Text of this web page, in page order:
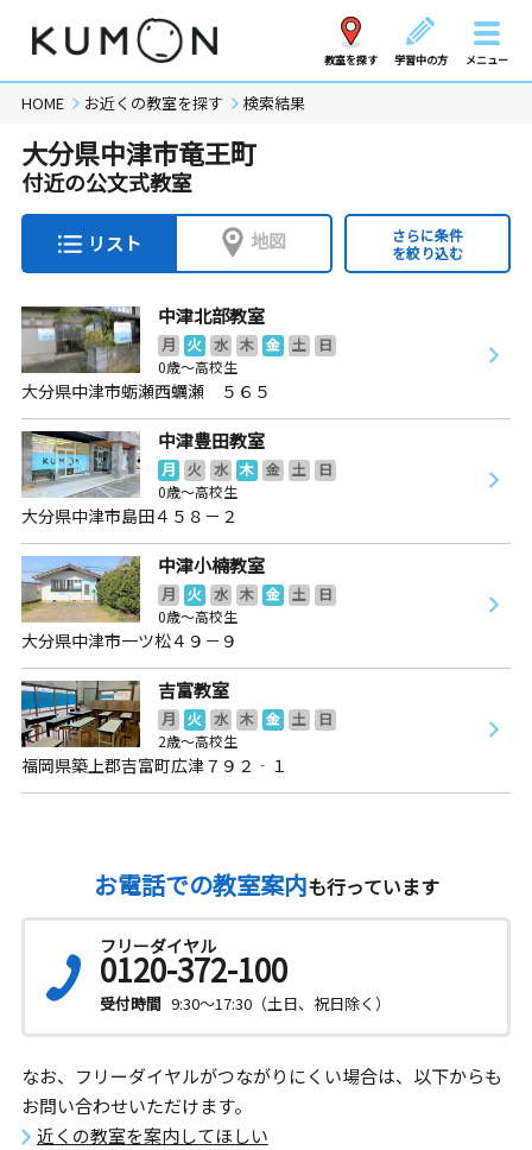
教室を探す 学習中の方 メニュー
HOME お近くの教室を探す 検索結果
大分県中津市竜王町
付近の公文式教室
リスト 地図
さらに条件
を絞り込む
中津北部教室
月 火 水 木 金 土
日
0歳～高校生
大分県中津市蛎瀬西蠣瀬 ５６５
中津豊田教室
月 火 水 木 金 土
日
0歳～高校生
大分県中津市島田４５８－２
中津小楠教室
月 火 水 木 金 土
日
0歳～高校生
大分県中津市一ツ松４９－９
吉富教室
月 火 水 木 金 土
日
2歳～高校生
福岡県築上郡吉富町広津７９２‐１
お電話での教室案内も行っています
フリーダイヤル
0120-372-100
受付時間 9:30～17:30（土日、祝日除く）
なお、フリーダイヤルがつながりにくい場合は、以下からも
お問い合わせいただけます。
近くの教室を案内してほしい